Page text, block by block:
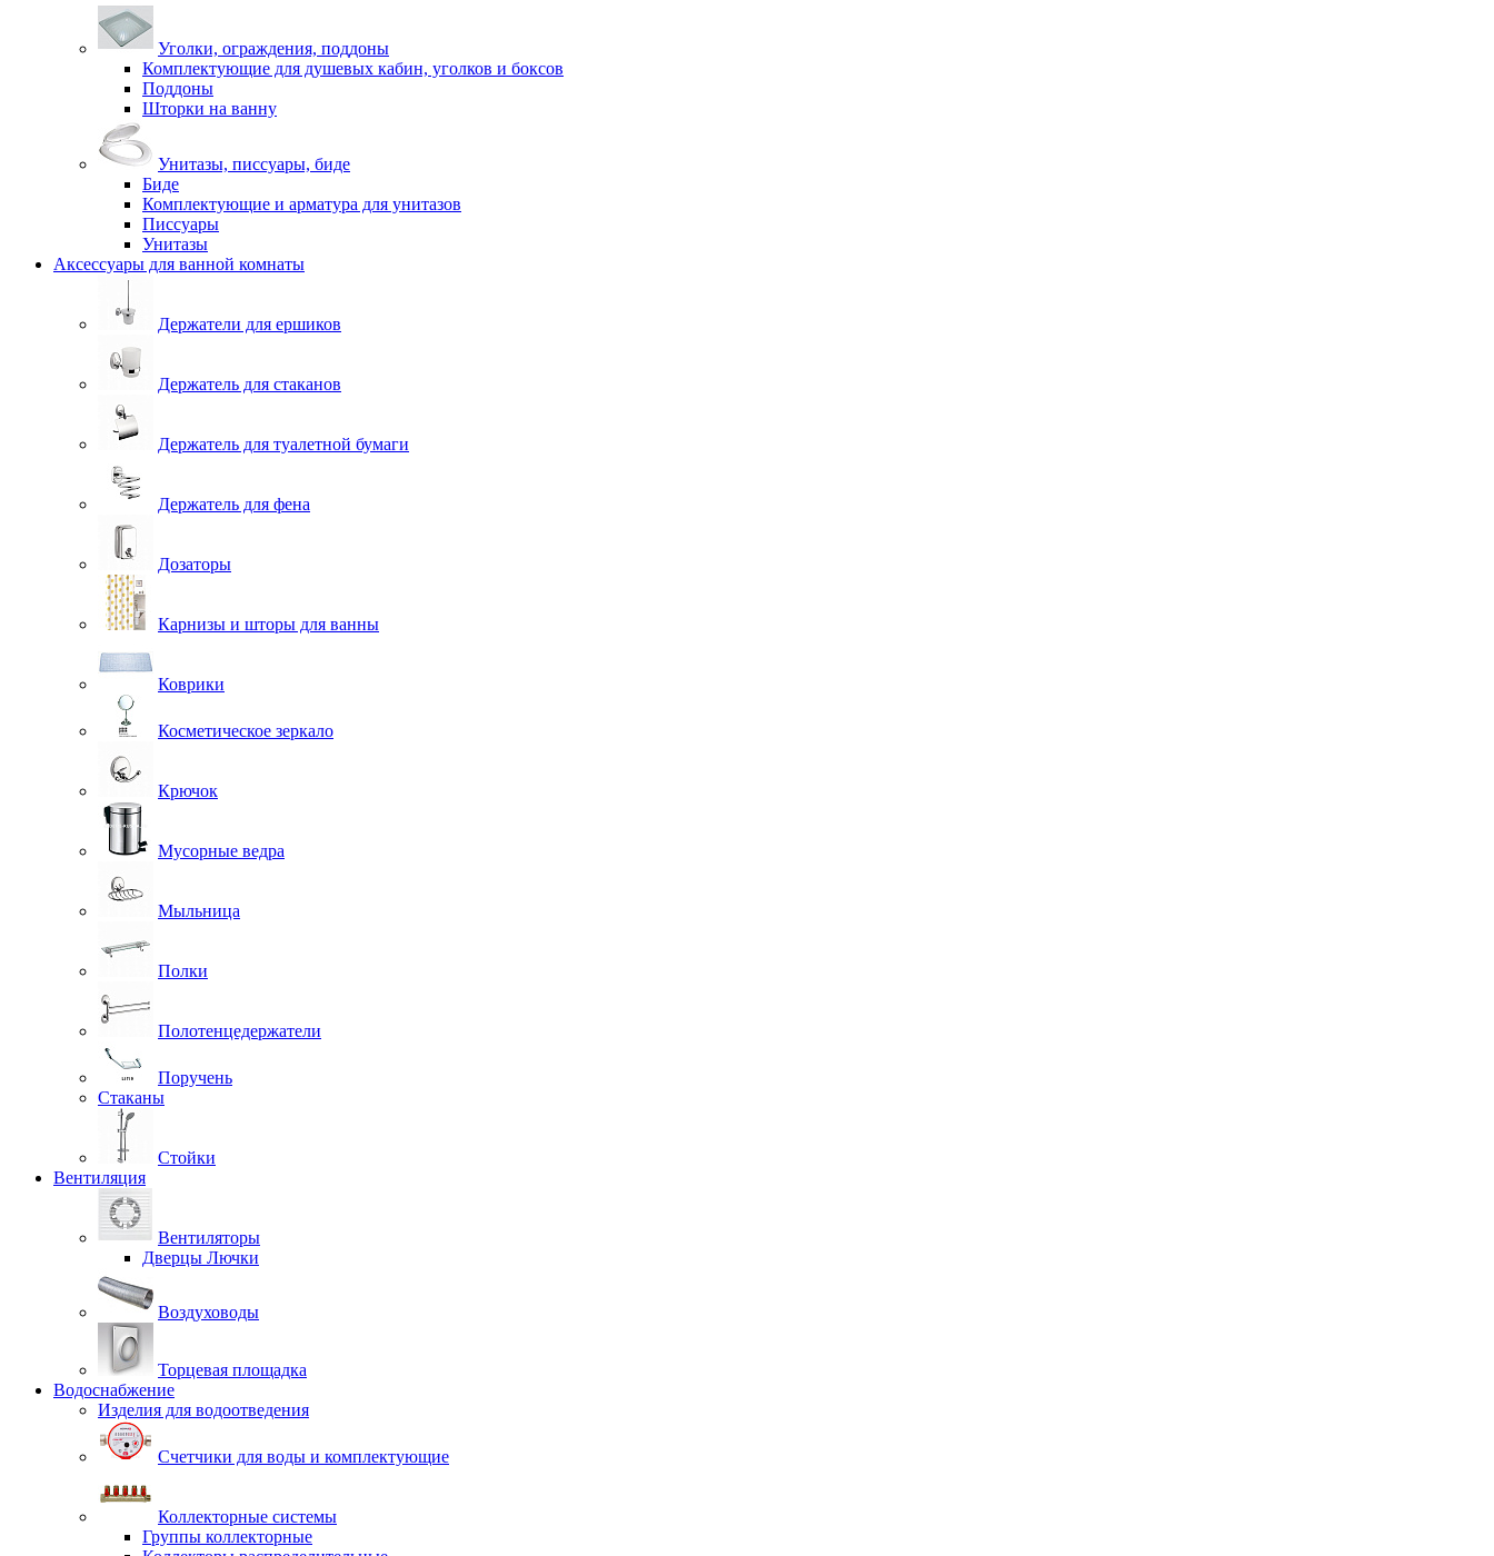
Уголки, ограждения, поддоны
Комплектующие для душевых кабин, уголков и боксов
Поддоны
Шторки на ванну
Унитазы, писсуары, биде
Биде
Комплектующие и арматура для унитазов
Писсуары
Унитазы
Аксессуары для ванной комнаты
Держатели для ершиков
Держатель для стаканов
Держатель для туалетной бумаги
Держатель для фена
Дозаторы
Карнизы и шторы для ванны
Коврики
Косметическое зеркало
Крючок
Мусорные ведра
Мыльница
Полки
Полотенцедержатели
Поручень
Стаканы
Стойки
Вентиляция
Вентиляторы
Дверцы Лючки
Воздуховоды
Торцевая площадка
Водоснабжение
Изделия для водоотведения
Счетчики для воды и комплектующие
Коллекторные системы
Группы коллекторные